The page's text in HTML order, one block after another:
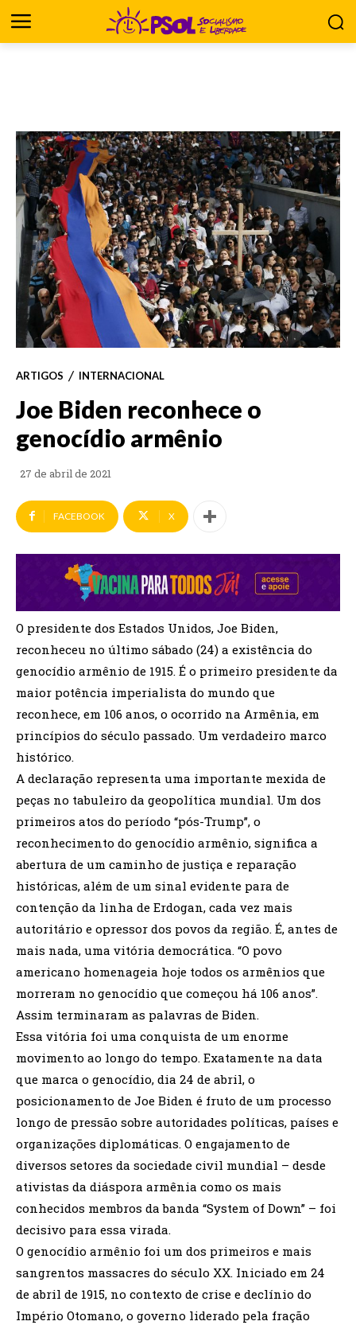
ARTIGOS INTERNACIONAL
Joe Biden reconhece o
genocídio armênio
27 de abril de 2021
FACEBOOK X
O presidente dos Estados Unidos, Joe Biden,
reconheceu no último sábado (24) a existência do
genocídio armênio de 1915. É o primeiro presidente da
maior potência imperialista do mundo que
reconhece, em 106 anos, o ocorrido na Armênia, em
princípios do século passado. Um verdadeiro marco
histórico.
A declaração representa uma importante mexida de
peças no tabuleiro da geopolítica mundial. Um dos
primeiros atos do período “pós-Trump”, o
reconhecimento do genocídio armênio, significa a
abertura de um caminho de justiça e reparação
históricas, além de um sinal evidente para de
contenção da linha de Erdogan, cada vez mais
autoritário e opressor dos povos da região. É, antes de
mais nada, uma vitória democrática. “O povo
americano homenageia hoje todos os armênios que
morreram no genocídio que começou há 106 anos”.
Assim terminaram as palavras de Biden.
Essa vitória foi uma conquista de um enorme
movimento ao longo do tempo. Exatamente na data
que marca o genocídio, dia 24 de abril, o
posicionamento de Joe Biden é fruto de um processo
longo de pressão sobre autoridades políticas, países e
organizações diplomáticas. O engajamento de
diversos setores da sociedade civil mundial – desde
ativistas da diáspora armênia como os mais
conhecidos membros da banda “System of Down” – foi
decisivo para essa virada.
O genocídio armênio foi um dos primeiros e mais
sangrentos massacres do século XX. Iniciado em 24
de abril de 1915, no contexto de crise e declínio do
Império Otomano, o governo liderado pela fração